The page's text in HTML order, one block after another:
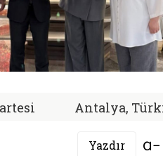
Antalya,
Yazdır